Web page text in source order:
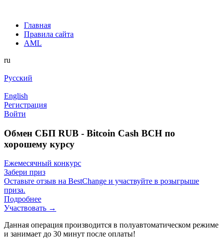
Главная
Правила сайта
AML
ru
Русский
English
Регистрация
Войти
Обмен СБП RUB - Bitcoin Cash BCH по
хорошему курсу
Ежемесячный конкурс
Забери приз
Оставьте отзыв на BestChange и участвуйте в розыгрыше
приза.
Подробнее
Участвовать →
Данная операция производится в полуавтоматическом режиме
и занимает до 30 минут после оплаты!